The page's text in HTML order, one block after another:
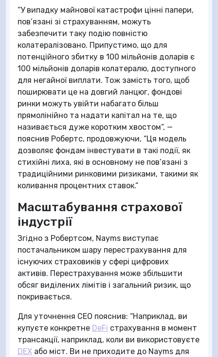
“У випадку майнової катастрофи цінні папери,
пов’язані зі страхуванням, можуть
забезпечити таку подію повністю
колатералізовано. Припустимо, що для
потенційного збитку в 100 мільйонів доларів є
100 мільйонів доларів колатералю, доступного
для негайної виплати. Тож замість того, щоб
поширювати це на довгий ланцюг, фондові
ринки можуть увійти набагато більш
прямолінійно та надати капітал на те, що
називається дуже коротким хвостом“, —
пояснив Робертс, продовжуючи, “Ця модель
дозволяє фондам інвестувати в такі події, як
стихійні лиха, які в основному не пов’язані з
традиційними ринковими ризиками, такими як
коливання процентних ставок.“
Масштабування страхової
індустрії
Згідно з Робертсом, Nayms виступає
постачальником шару перестрахування для
існуючих страховиків у сфері цифрових
активів. Перестрахування може збільшити
обсяг виділених лімітів і загальний ризик, що
покривається.
Для уточнення CEO пояснив: “Наприклад, ви
купуєте конкретне DeFi страхування в момент
трансакції, наприклад, коли ви використовуєте
DEX або міст. Ви не приходите до Nayms для